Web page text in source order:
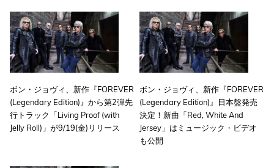
ボン・ジョヴィ、新作『FOREVER
(Legendary Edition)』から第2弾先
行トラック「Living Proof (with
Jelly Roll)」が9/19(金)リリース
ボン・ジョヴィ、新作『FOREVER
(Legendary Edition)』日本盤発売
決定！新曲「Red, White And
Jersey」はミュージック・ビデオ
も公開